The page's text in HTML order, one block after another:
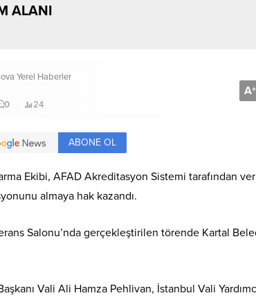
ALANI
Yerel Haberler
0 24
A+
ABONE OL
Ekibi, AFAD Akreditasyon Sistemi tarafından
almaya hak kazandı.
Salonu’nda gerçekleştirilen törende Kartal
Vali Ali Hamza Pehlivan, İstanbul Vali